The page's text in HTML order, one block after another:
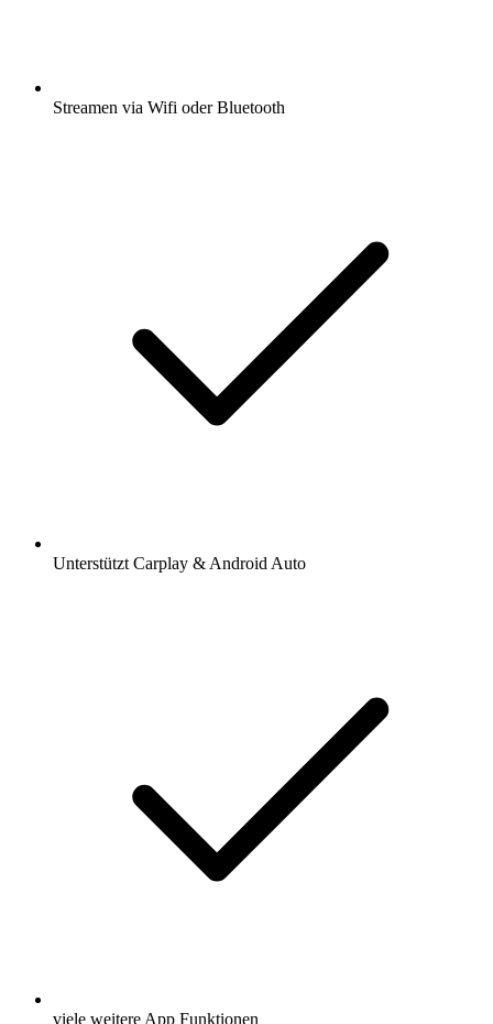
Streamen via Wifi oder Bluetooth
Unterstützt Carplay & Android Auto
viele weitere App Funktionen